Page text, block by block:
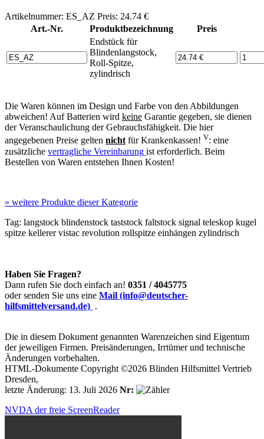
Artikelnummer: ES_AZ Preis: 24.74 €
Art.-Nr.
Produktbezeichnung
Preis
Endstück für
Blindenlangstock,
Roll-Spitze,
zylindrisch
Die Waren können im Design und Farbe von den Abbildungen
abweichen! Auf Batterien wird keine Garantie gegeben, sie dienen
der Veranschaulichung der Gebrauchsfähigkeit. Die hier
angegebenen Preise gelten nichtfür Krankenkassen! V: eine
zusätzliche vertragliche Vereinbarung ist erforderlich. Beim
Bestellen von Waren entstehen Ihnen Kosten!
» weitere Produkte dieser Kategorie
Tag: langstock blindenstock taststock faltstock signal teleskop kugel
spitze kellerervistac revolution rollspitze einhängen zylindrisch
Haben Sie Fragen?
Dann rufen Sie doch einfach an! 0351 / 4045775
oder senden Sie uns eine Mail (info@deutscher-
hilfsmittelversand.de) .
Die in diesem Dokument genannten Warenzeichen sind Eigentum
der jeweiligen Firmen. Preisänderungen, Irrtümer und technische
Änderungen vorbehalten.
HTML-Dokumente Copyright ©2026 Blinden Hilfsmittel Vertrieb
Dresden,
letzte Änderung: 13. Juli 2026 Nr:
NVDA der freie ScreenReader